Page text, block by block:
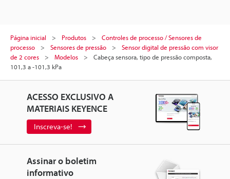
Página inicial Produtos
Controles de processo / Sensores de
processo
Sensores de pressão
Sensor digital de pressão com visor
de 2 cores
Modelos
Cabeça sensora, tipo de pressão composta,
101,3 a -101,3 kPa
ACESSO EXCLUSIVO A
MATERIAIS KEYENCE
Inscreva-se!
Assinar o boletim
informativo